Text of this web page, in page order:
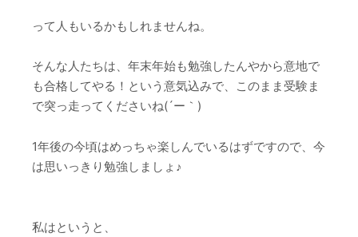
って人もいるかもしれませんね。
そんな人たちは、年末年始も勉強したんやから意地で
も合格してやる！という意気込みで、このまま受験ま
で突っ走ってくださいね(´ー｀)
1年後の今頃はめっちゃ楽しんでいるはずですので、今
は思いっきり勉強しましょ♪
私はというと、